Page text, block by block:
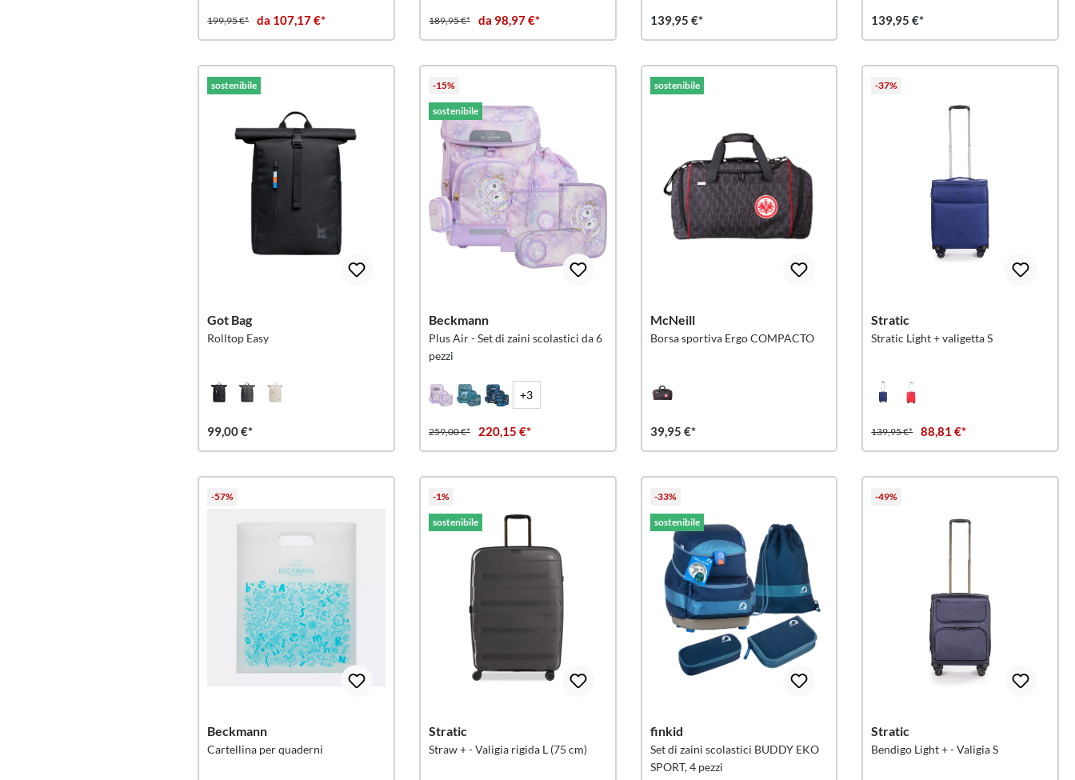
199,95 €* da 107,17 €* 189,95 €* da 98,97 €* 139,95 €* 139,95 €*
sostenibile
Got Bag
Rolltop Easy
99,00 €*
-15%
sostenibile
Beckmann
Plus Air - Set di zaini scolastici da 6
pezzi
+3
259,00 €* 220,15 €*
sostenibile
McNeill
Borsa sportiva Ergo COMPACTO
39,95 €*
-37%
Stratic
Stratic Light + valigetta S
139,95 €* 88,81 €*
-57%
Beckmann
Cartellina per quaderni
-1%
sostenibile
Stratic
Straw + - Valigia rigida L (75 cm)
-33%
sostenibile
finkid
Set di zaini scolastici BUDDY EKO
SPORT, 4 pezzi
-49%
Stratic
Bendigo Light + - Valigia S